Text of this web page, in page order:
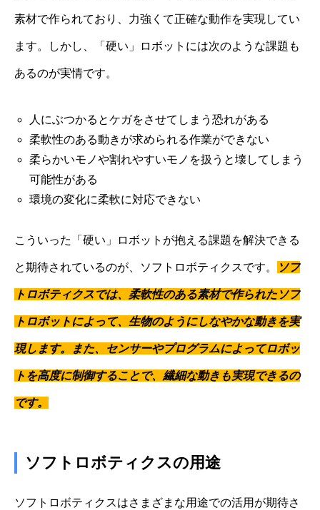
素材で作られており、力強くて正確な動作を実現してい
ます。しかし、「硬い」ロボットには次のような課題も
あるのが実情です。
人にぶつかるとケガをさせてしまう恐れがある
柔軟性のある動きが求められる作業ができない
柔らかいモノや割れやすいモノを扱うと壊してしまう
可能性がある
環境の変化に柔軟に対応できない
こういった「硬い」ロボットが抱える課題を解決できる
と期待されているのが、ソフトロボティクスです。 ソフ
トロボティクスでは、柔軟性のある素材で作られたソフ
トロボットによって、生物のようにしなやかな動きを実
現します。また、センサーやプログラムによってロボッ
トを高度に制御することで、繊細な動きも実現できるの
です。
ソフトロボティクスの用途
ソフトロボティクスはさまざまな用途での活用が期待さ